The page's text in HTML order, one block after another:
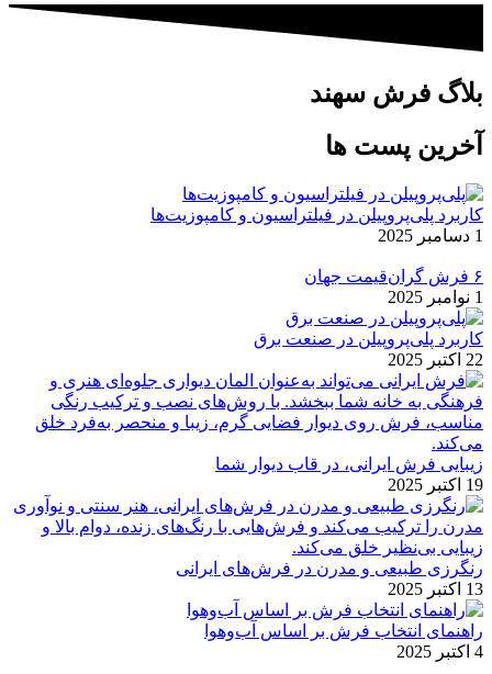
بلاگ فرش سهند
آخرین پست ها​
کاربرد پلی‌پروپیلن در فیلتراسیون و کامپوزیت‌ها
1 دسامبر 2025
۶ فرش گران‌قیمت جهان
1 نوامبر 2025
کاربرد پلی‌پروپیلن در صنعت برق
22 اکتبر 2025
زیبایی فرش ایرانی، در قاب دیوار شما
19 اکتبر 2025
رنگرزی طبیعی و مدرن در فرش‌های ایرانی
13 اکتبر 2025
راهنمای انتخاب فرش بر اساس آب‌وهوا
4 اکتبر 2025